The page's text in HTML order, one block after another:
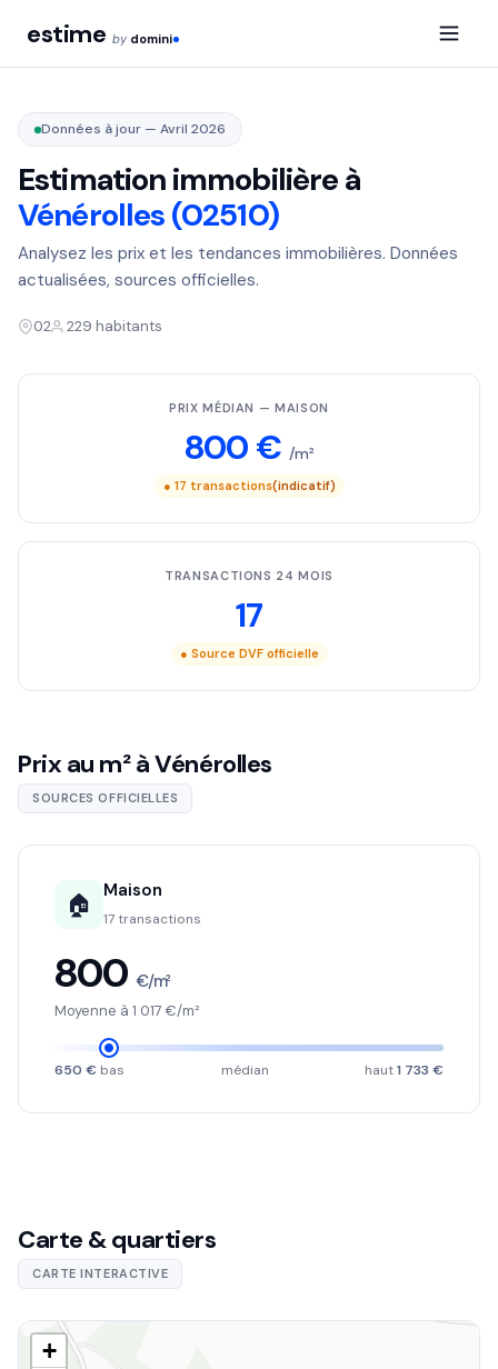
estime by domini
Données à jour — Avril 2026
Estimation immobilière à
Vénérolles (02510)
Analysez les prix et les tendances immobilières. Données
actualisées, sources officielles.
02 229 habitants
PRIX MÉDIAN — MAISON
800 €/m²
● 17 transactions(indicatif)
TRANSACTIONS 24 MOIS
17
● Source DVF officielle
Prix au m² à Vénérolles
SOURCES OFFICIELLES
🏠 Maison
17 transactions
800 €/m²
Moyenne à 1 017 €/m²
650 € bas médian haut1 733 €
Carte & quartiers
CARTE INTERACTIVE
+